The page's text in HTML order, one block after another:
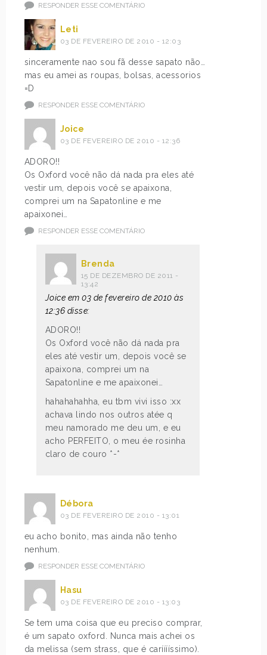
RESPONDER ESSE COMENTÁRIO
Leti
03 DE FEVEREIRO DE 2010 - 12:03
sinceramente nao sou fã desse sapato não…
mas eu amei as roupas, bolsas, acessorios
=D
RESPONDER ESSE COMENTÁRIO
Joice
03 DE FEVEREIRO DE 2010 - 12:36
ADORO!!
Os Oxford você não dá nada pra eles até
vestir um, depois você se apaixona,
comprei um na Sapatonline e me
apaixonei…
RESPONDER ESSE COMENTÁRIO
Brenda
15 DE DEZEMBRO DE 2011 -
13:42
Joice em 03 de fevereiro de 2010 às
12:36 disse:
ADORO!!
Os Oxford você não dá nada pra
eles até vestir um, depois você se
apaixona, comprei um na
Sapatonline e me apaixonei…
hahahahahha, eu tbm vivi isso :xx
achava lindo nos outros atée q
meu namorado me deu um, e eu
acho PERFEITO, o meu ée rosinha
claro de couro *-*
Débora
03 DE FEVEREIRO DE 2010 - 13:01
eu acho bonito, mas ainda não tenho
nenhum.
RESPONDER ESSE COMENTÁRIO
Hasu
03 DE FEVEREIRO DE 2010 - 13:03
Se tem uma coisa que eu preciso comprar,
é um sapato oxford. Nunca mais achei os
da melissa (sem strass, que é carííííssimo).